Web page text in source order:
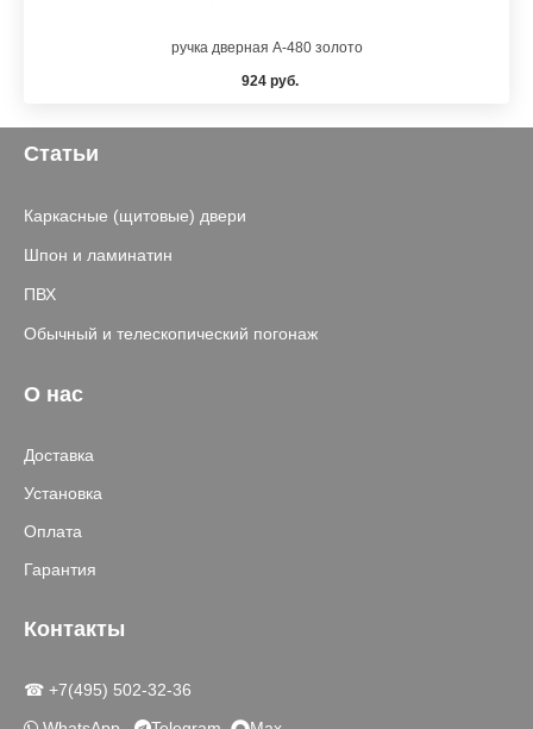
ручка дверная A-480 золото
924 руб.
Статьи
Каркасные (щитовые) двери
Шпон и ламинатин
ПВХ
Обычный и телескопический погонаж
О нас
Доставка
Установка
Оплата
Гарантия
Контакты
☎ +7(495) 502-32-36